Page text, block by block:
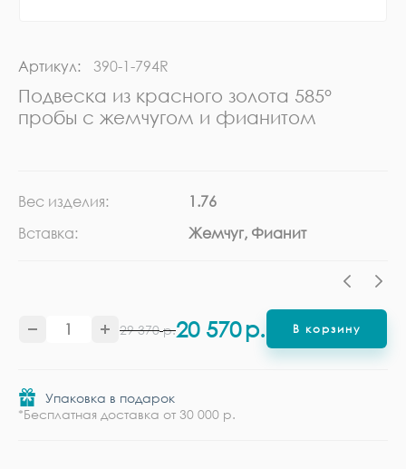
Артикул: 390-1-794R
Подвеска из красного золота 585°
пробы с жемчугом и фианитом
Вес изделия:
1.76
Вставка:
Жемчуг, Фианит
29 370 р.20 570р. В корзину
Упаковка в подарок
*Бесплатная доставка от 30 000 р.